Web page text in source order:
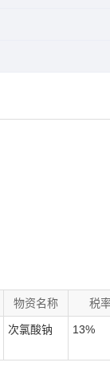
物资名称 税
次氯酸钠 13%